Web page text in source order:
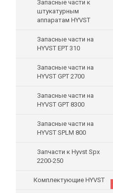
Запасные части к
штукатурным
аппаратам HYVST
Запасные части на
HYVST EPT 310
Запасные части на
HYVST GPT 2700
Запасные части на
HYVST GPT 8300
Запасные части на
HYVST SPLM 800
Запчасти к Hyvst Spx
2200-250
Комплектующие HYVST